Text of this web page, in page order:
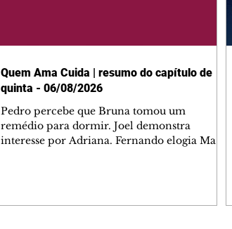
Quem Ama Cuida | resumo do capítulo de
quinta - 06/08/2026
Pedro percebe que Bruna tomou um
remédio para dormir. Joel demonstra
interesse por Adriana. Fernando elogia Mau